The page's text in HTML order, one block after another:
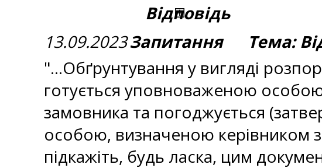
Відповідь
13.09.2023Запитання Тема:
"...Обґрунтування у вигляді
готується уповноваженою
замовника та погоджується
особою, визначеною керівником
підкажіть, будь ласка, цим